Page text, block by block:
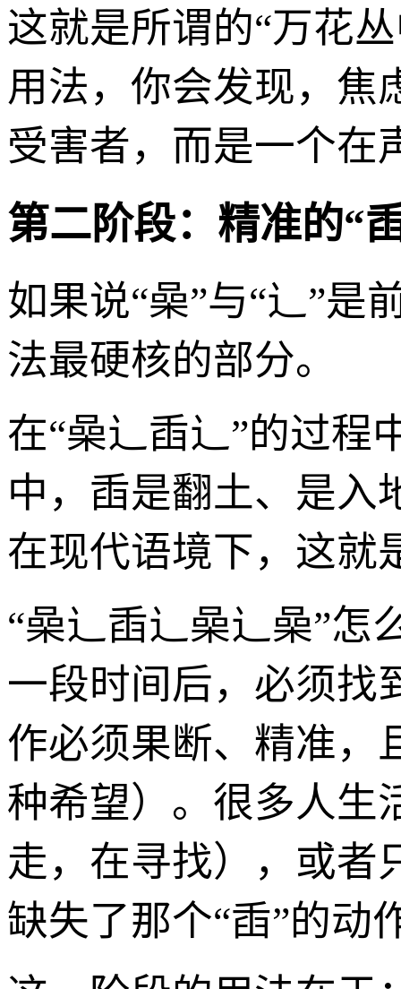
这就是所谓的“万花
用法，你会发现，焦
受害者，而是一个在
第二阶段：精准的“
如果说“喿”与“辶”是
法最硬核的部分。
在“喿辶臿辶”的过程
中，臿是翻土、是入
在现代语境下，这就
“喿辶臿辶喿辶喿”怎
一段时间后，必须找
作必须果断、精准，
种希望）。很多人生
走，在寻找），或者
缺失了那个“臿”的动